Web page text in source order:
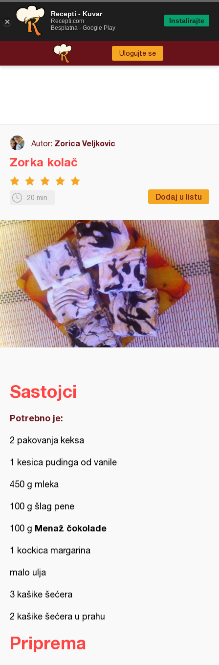
Ulogujte se
Autor: Zorica Veljkovic
20 min Dodaj u listu
Zorka kolač
Sastojci
Potrebno je:
2 pakovanja keksa
1 kesica pudinga od vanile
450 g mleka
100 g šlag pene
100 g Menaž čokolade
1 kockica margarina
malo ulja
3 kašike šećera
2 kašike šećera u prahu
Priprema
Recepti - Kuvar
Recepti.com
Besplatna - Google Play
Instalirajte